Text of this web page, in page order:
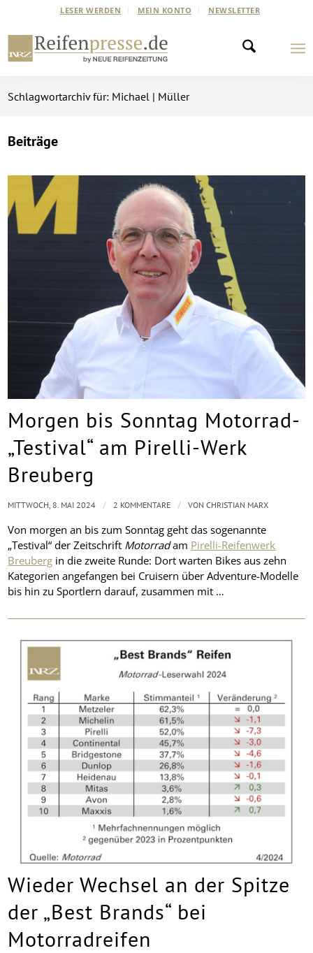
LESER WERDEN MEIN KONTO NEWSLETTER
Schlagwortarchiv für: Michael | Müller
Beiträge
Morgen bis Sonntag Motorrad-
„Testival“ am Pirelli-Werk
Breuberg
Von morgen an bis zum Sonntag geht das sogenannte
„Testival“ der Zeitschrift Motorradam Pirelli-Reifenwerk
Breuberg in die zweite Runde: Dort warten Bikes aus zehn
Kategorien angefangen bei Cruisern über Adventure-Modelle
bis hin zu Sportlern darauf, zusammen mit …
MITTWOCH, 8. MAI 2024 / 2 KOMMENTARE / VONCHRISTIAN MARX
Wieder Wechsel an der Spitze
der „Best Brands“ bei
Motorradreifen